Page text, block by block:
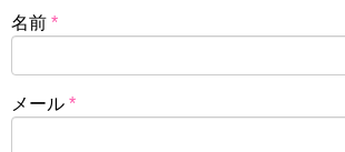
名前 *
メール *